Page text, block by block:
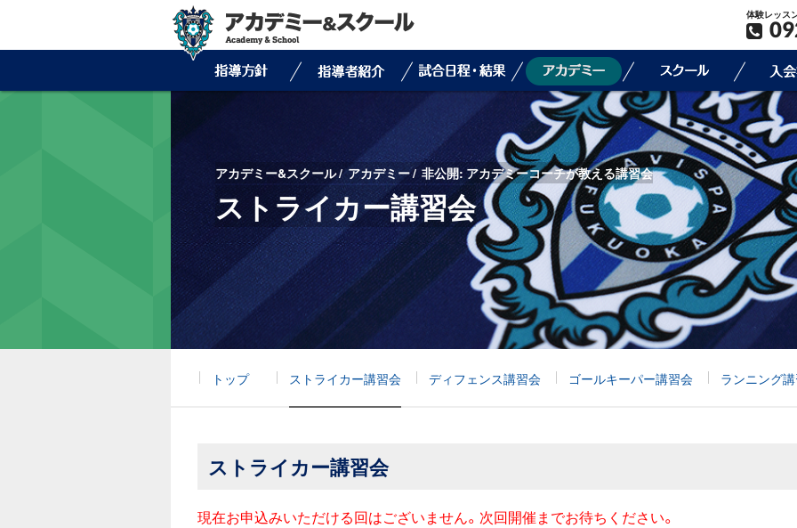
アカデミー&スクール アカデミー 非公開: アカデミーコーチが教える講習会
ストライカー講習会
体験レッス
トップ ストライカー講習会 ディフェンス講習会 ゴールキーパー講習会 ランニング
ストライカー講習会
現在お申込みいただける回はございません。次回開催までお待ちください。